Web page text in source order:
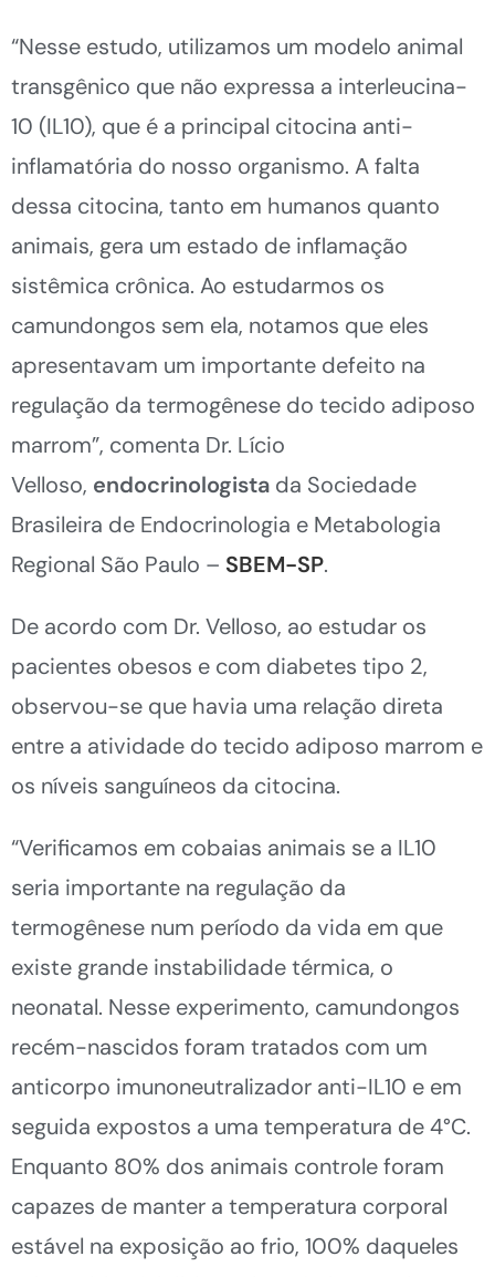
“Nesse estudo, utilizamos um modelo animal
transgênico que não expressa a interleucina-
10 (IL10), que é a principal citocina anti-
inflamatória do nosso organismo. A falta
dessa citocina, tanto em humanos quanto
animais, gera um estado de inflamação
sistêmica crônica. Ao estudarmos os
camundongos sem ela, notamos que eles
apresentavam um importante defeito na
regulação da termogênese do tecido adiposo
marrom”, comenta Dr. Lício
Velloso, endocrinologista da Sociedade
Brasileira de Endocrinologia e Metabologia
Regional São Paulo – SBEM-SP.
De acordo com Dr. Velloso, ao estudar os
pacientes obesos e com diabetes tipo 2,
observou-se que havia uma relação direta
entre a atividade do tecido adiposo marrom e
os níveis sanguíneos da citocina.
“Verificamos em cobaias animais se a IL10
seria importante na regulação da
termogênese num período da vida em que
existe grande instabilidade térmica, o
neonatal. Nesse experimento, camundongos
recém-nascidos foram tratados com um
anticorpo imunoneutralizador anti-IL10 e em
seguida expostos a uma temperatura de 4°C.
Enquanto 80% dos animais controle foram
capazes de manter a temperatura corporal
estável na exposição ao frio, 100% daqueles